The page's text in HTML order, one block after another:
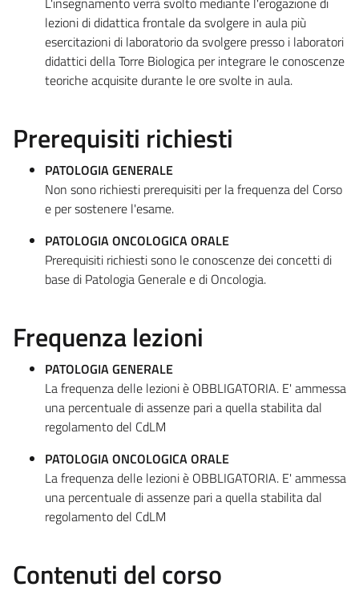
lezioni di didattica frontale da svolgere in aula più
esercitazioni di laboratorio da svolgere presso i laboratori
didattici della Torre Biologica per integrare le conoscenze
teoriche acquisite durante le ore svolte in aula.
Prerequisiti richiesti
PATOLOGIA GENERALE
Non sono richiesti prerequisiti per la frequenza del Corso
e per sostenere l'esame.
PATOLOGIA ONCOLOGICA ORALE
Prerequisiti richiesti sono le conoscenze dei concetti di
base di Patologia Generale e di Oncologia.
Frequenza lezioni
PATOLOGIA GENERALE
La frequenza delle lezioni è OBBLIGATORIA. E' ammessa
una percentuale di assenze pari a quella stabilita dal
regolamento del CdLM
PATOLOGIA ONCOLOGICA ORALE
La frequenza delle lezioni è OBBLIGATORIA. E' ammessa
una percentuale di assenze pari a quella stabilita dal
regolamento del CdLM
Contenuti del corso